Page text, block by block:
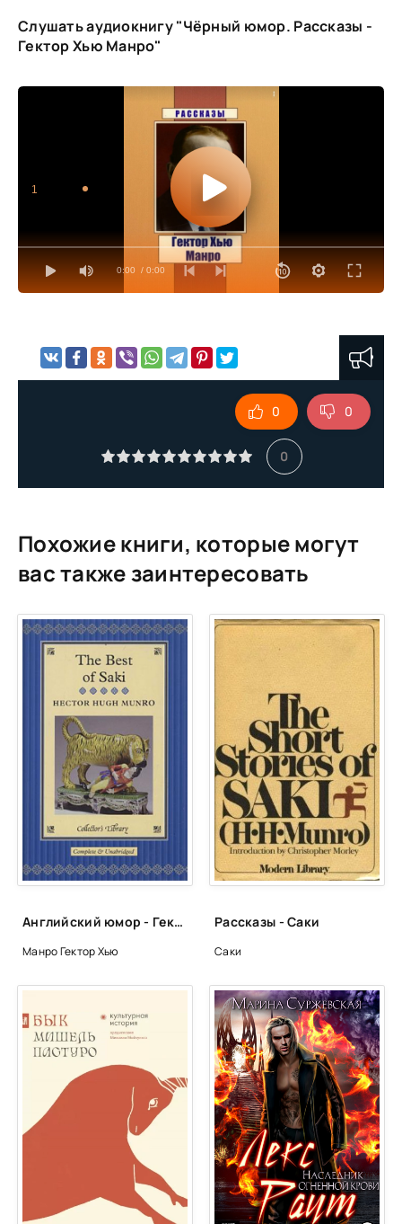
Слушать аудиокнигу "Чёрный юмор. Рассказы -
Гектор Хью Манро"
0:00 / 0:00
1
0
0 0
Похожие книги, которые могут
вас также заинтересовать
Английский юмор - Гектор Хью Манро
Манро Гектор Хью
Рассказы - Саки
Саки